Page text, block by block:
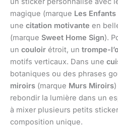
magique (marque Les Enfants
une citation motivante en
(marque Sweet Home Sign).
un couloir étroit, un trompe-
motifs verticaux. Dans une
botaniques ou des phrases
miroirs (marque Murs Miroirs
rebondir la lumière dans un
à mixer plusieurs petits
composition unique.